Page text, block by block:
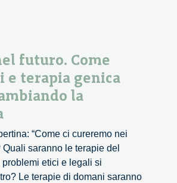
futuro. Come
e terapia genica
la
“Come ci cureremo nei
saranno le terapie del
etici e legali si
Le terapie di domani saranno